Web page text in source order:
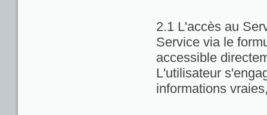
2.1 L'accès au
Service via le
accessible
L'utilisateur
informations